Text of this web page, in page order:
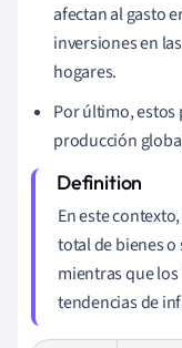
afectan al gasto
inversiones en
hogares.
Por último,
producción
En este
total de bienes
mientras que
tendencias de